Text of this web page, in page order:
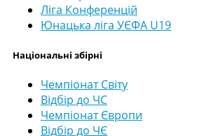
Ліга Конференцій
Юнацька ліга УЄФА U19
Національні збірні
Чемпіонат Світу
Відбір до ЧС
Чемпіонат Європи
Відбір до ЧЄ